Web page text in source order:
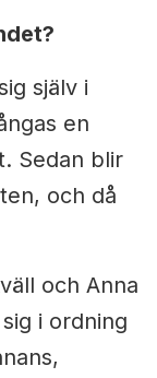
själv i
en
Sedan blir
och då
och Anna
i ordning